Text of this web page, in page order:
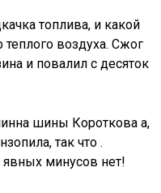
топлива, и какой
теплого воздуха. Сжог
и повалил с десяток
шины Короткова а,
так что .
явных минусов нет!